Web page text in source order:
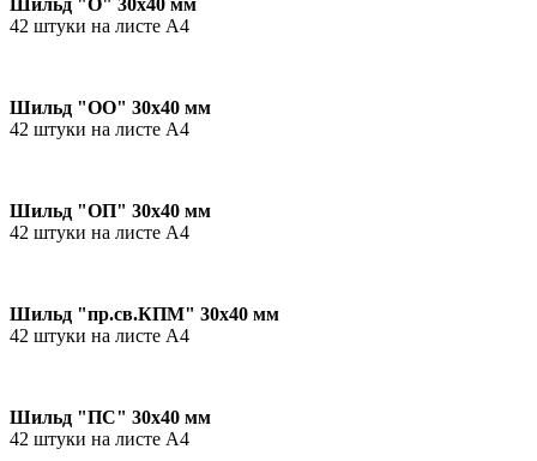
42 штуки на листе А4
Шильд "ОО" 30х40 мм
42 штуки на листе А4
Шильд "ОП" 30х40 мм
42 штуки на листе А4
Шильд "пр.св.КПМ" 30х40 мм
42 штуки на листе А4
Шильд "ПС" 30х40 мм
42 штуки на листе А4